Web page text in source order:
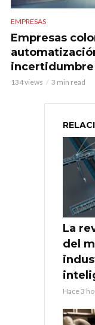
EMPRESAS
Empresas
incertidumbre
134 views 3 min read
La
del
Hace 3